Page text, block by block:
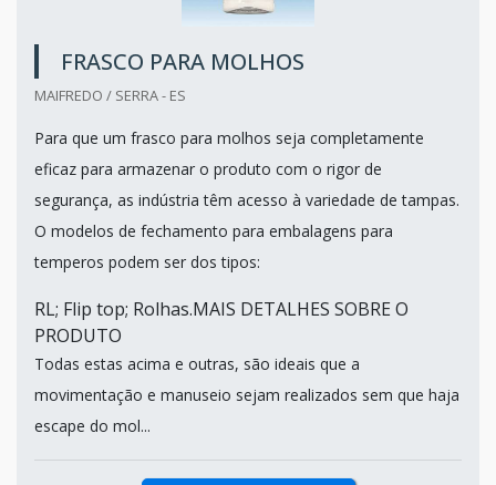
FRASCO PARA MOLHOS
MAIFREDO / SERRA - ES
Para que um frasco para molhos seja completamente
eficaz para armazenar o produto com o rigor de
segurança, as indústria têm acesso à variedade de tampas.
O modelos de fechamento para embalagens para
temperos podem ser dos tipos:
RL; Flip top; Rolhas.MAIS DETALHES SOBRE O
PRODUTO
Todas estas acima e outras, são ideais que a
movimentação e manuseio sejam realizados sem que haja
escape do mol...